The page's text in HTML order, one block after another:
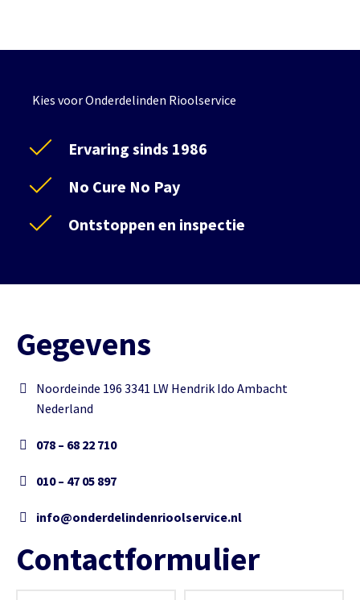
Kies voor Onderdelinden Rioolservice
Ervaring sinds 1986
No Cure No Pay
Ontstoppen en inspectie
Gegevens
Noordeinde 196 3341 LW Hendrik Ido Ambacht
Nederland
078 – 68 22 710
010 – 47 05 897
info@onderdelindenrioolservice.nl
Contactformulier